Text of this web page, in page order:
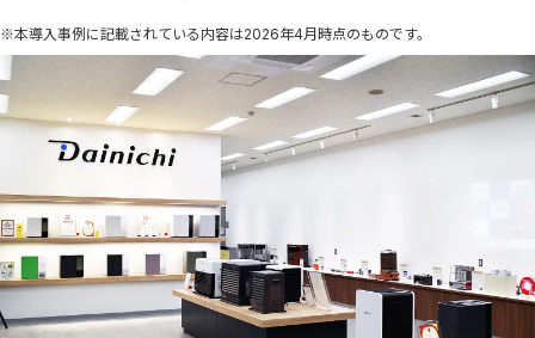
※本導入事例に記載されている内容は2026年4月時点のものです。